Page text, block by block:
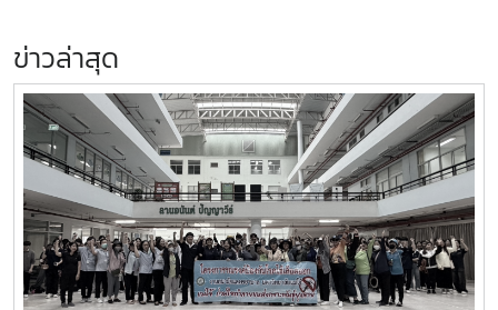
ข่าวล่าสุด